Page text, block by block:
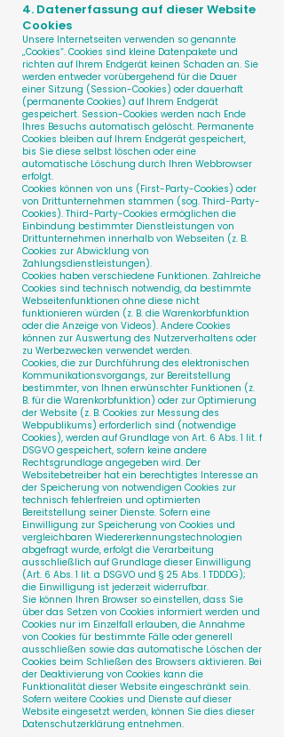
4. Datenerfassung auf dieser Website
Cookies
Unsere Internetseiten verwenden so genannte
„Cookies“. Cookies sind kleine Datenpakete und
richten auf Ihrem Endgerät keinen Schaden an. Sie
werden entweder vorübergehend für die Dauer
einer Sitzung (Session-Cookies) oder dauerhaft
(permanente Cookies) auf Ihrem Endgerät
gespeichert. Session-Cookies werden nach Ende
Ihres Besuchs automatisch gelöscht. Permanente
Cookies bleiben auf Ihrem Endgerät gespeichert,
bis Sie diese selbst löschen oder eine
automatische Löschung durch Ihren Webbrowser
erfolgt.
Cookies können von uns (First-Party-Cookies) oder
von Drittunternehmen stammen (sog. Third-Party-
Cookies). Third-Party-Cookies ermöglichen die
Einbindung bestimmter Dienstleistungen von
Drittunternehmen innerhalb von Webseiten (z. B.
Cookies zur Abwicklung von
Zahlungsdienstleistungen).
Cookies haben verschiedene Funktionen. Zahlreiche
Cookies sind technisch notwendig, da bestimmte
Webseitenfunktionen ohne diese nicht
funktionieren würden (z. B. die Warenkorbfunktion
oder die Anzeige von Videos). Andere Cookies
können zur Auswertung des Nutzerverhaltens oder
zu Werbezwecken verwendet werden.
Cookies, die zur Durchführung des elektronischen
Kommunikationsvorgangs, zur Bereitstellung
bestimmter, von Ihnen erwünschter Funktionen (z.
B. für die Warenkorbfunktion) oder zur Optimierung
der Website (z. B. Cookies zur Messung des
Webpublikums) erforderlich sind (notwendige
Cookies), werden auf Grundlage von Art. 6 Abs. 1 lit. f
DSGVO gespeichert, sofern keine andere
Rechtsgrundlage angegeben wird. Der
Websitebetreiber hat ein berechtigtes Interesse an
der Speicherung von notwendigen Cookies zur
technisch fehlerfreien und optimierten
Bereitstellung seiner Dienste. Sofern eine
Einwilligung zur Speicherung von Cookies und
vergleichbaren Wiedererkennungstechnologien
abgefragt wurde, erfolgt die Verarbeitung
ausschließlich auf Grundlage dieser Einwilligung
(Art. 6 Abs. 1 lit. a DSGVO und § 25 Abs. 1 TDDDG);
die Einwilligung ist jederzeit widerrufbar.
Sie können Ihren Browser so einstellen, dass Sie
über das Setzen von Cookies informiert werden und
Cookies nur im Einzelfall erlauben, die Annahme
von Cookies für bestimmte Fälle oder generell
ausschließen sowie das automatische Löschen der
Cookies beim Schließen des Browsers aktivieren. Bei
der Deaktivierung von Cookies kann die
Funktionalität dieser Website eingeschränkt sein.
Sofern weitere Cookies und Dienste auf dieser
Website eingesetzt werden, können Sie dies dieser
Datenschutzerklärung entnehmen.